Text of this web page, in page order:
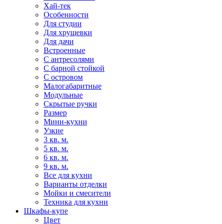
Хай-тек
Особенности
Для студии
Для хрущевки
Для дачи
Встроенные
С антресолями
С барной стойкой
С островом
Малогабаритные
Модульные
Скрытые ручки
Размер
Мини-кухни
Узкие
3 кв. м.
5 кв. м.
6 кв. м.
9 кв. м.
Все для кухни
Варианты отделки
Мойки и смесители
Техника для кухни
Шкафы-купе
Цвет